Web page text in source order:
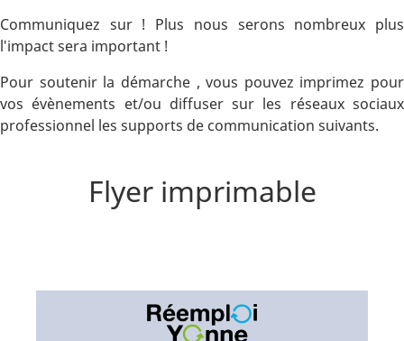
Communiquez sur ! Plus nous serons nombreux plus
l'impact sera important !
Pour soutenir la démarche , vous pouvez imprimez pour
vos évènements et/ou diffuser sur les réseaux sociaux
professionnel les supports de communication suivants.
Flyer imprimable